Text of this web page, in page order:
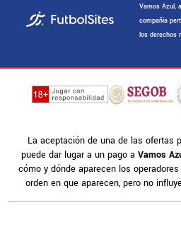
Vamos Azul,
compañía
los derechos
La aceptación de una de las ofertas
puede dar lugar a un pago a Vamos
cómo y dónde aparecen los
orden en que aparecen, pero no